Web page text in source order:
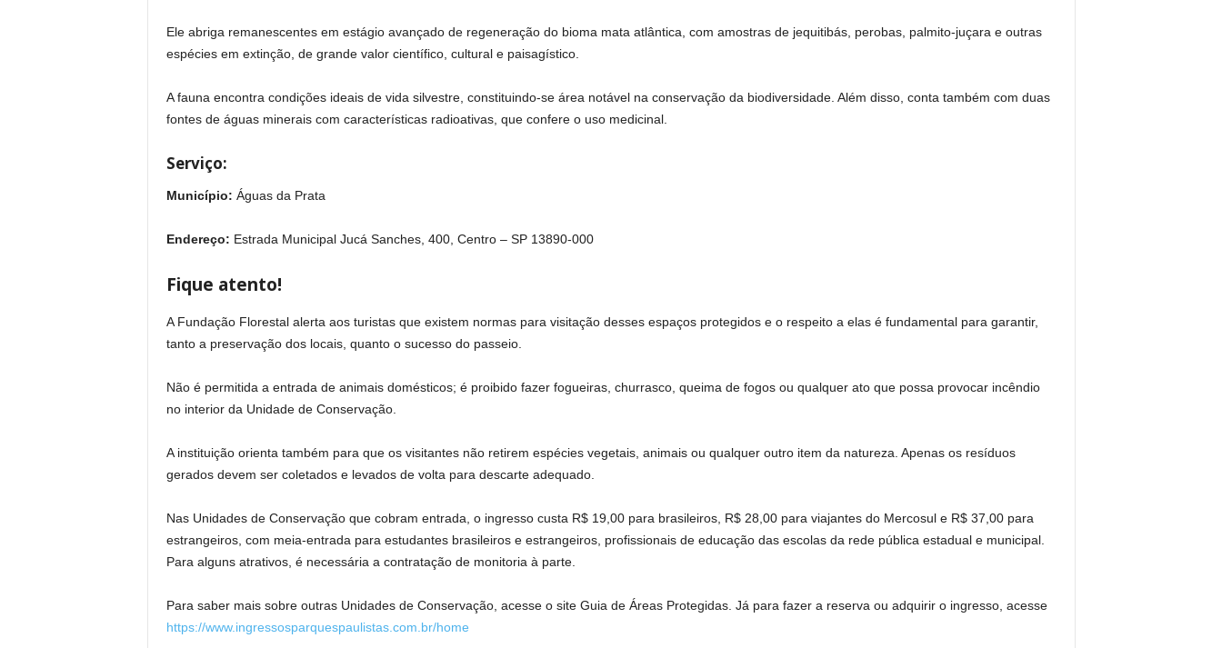
Ele abriga remanescentes em estágio avançado de regeneração do bioma mata atlântica, com amostras de jequitibás, perobas, palmito-juçara e outras
espécies em extinção, de grande valor científico, cultural e paisagístico.
A fauna encontra condições ideais de vida silvestre, constituindo-se área notável na conservação da biodiversidade. Além disso, conta também com duas
fontes de águas minerais com características radioativas, que confere o uso medicinal.
Serviço:
Município: Águas da Prata
Endereço: Estrada Municipal Jucá Sanches, 400, Centro – SP 13890-000
Fique atento!
A Fundação Florestal alerta aos turistas que existem normas para visitação desses espaços protegidos e o respeito a elas é fundamental para garantir,
tanto a preservação dos locais, quanto o sucesso do passeio.
Não é permitida a entrada de animais domésticos; é proibido fazer fogueiras, churrasco, queima de fogos ou qualquer ato que possa provocar incêndio
no interior da Unidade de Conservação.
A instituição orienta também para que os visitantes não retirem espécies vegetais, animais ou qualquer outro item da natureza. Apenas os resíduos
gerados devem ser coletados e levados de volta para descarte adequado.
Nas Unidades de Conservação que cobram entrada, o ingresso custa R$ 19,00 para brasileiros, R$ 28,00 para viajantes do Mercosul e R$ 37,00 para
estrangeiros, com meia-entrada para estudantes brasileiros e estrangeiros, profissionais de educação das escolas da rede pública estadual e municipal.
Para alguns atrativos, é necessária a contratação de monitoria à parte.
Para saber mais sobre outras Unidades de Conservação, acesse o site Guia de Áreas Protegidas. Já para fazer a reserva ou adquirir o ingresso, acesse
https://www.ingressosparquespaulistas.com.br/home